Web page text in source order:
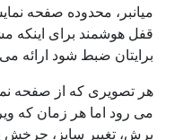
میانبر، محدوده صفحه
قفل هوشمند برای
برایتان ضبط شود ارائه
هر تصویری که از صفحه
می رود اما هر زمان که
برش، تغییر سایز، چرخش